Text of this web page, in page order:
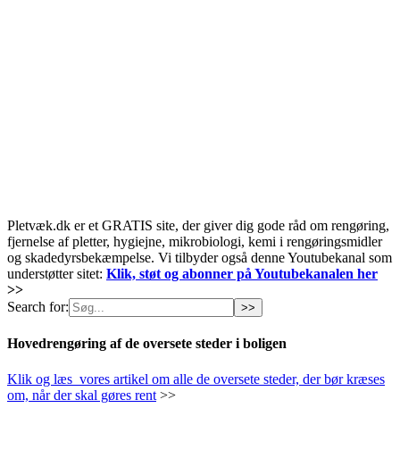
Pletvæk.dk er et GRATIS site, der giver dig gode råd om rengøring,
fjernelse af pletter, hygiejne, mikrobiologi, kemi i rengøringsmidler
og skadedyrsbekæmpelse. Vi tilbyder også denne Youtubekanal som
understøtter sitet: Klik, støt og abonner på Youtubekanalen her
>>
Search for:
Hovedrengøring af de oversete steder i boligen
Klik og læs vores artikel om alle de oversete steder, der bør kræses
om, når der skal gøres rent >>